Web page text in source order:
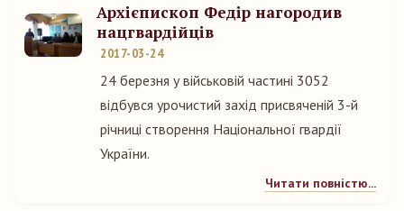
Архієпископ Федір нагородив
нацгвардійців
2017-03-24
24 березня у військовій частині 3052
відбувся урочистий захід присвяченій 3-й
річниці створення Національної гвардії
України.
Читати повністю...